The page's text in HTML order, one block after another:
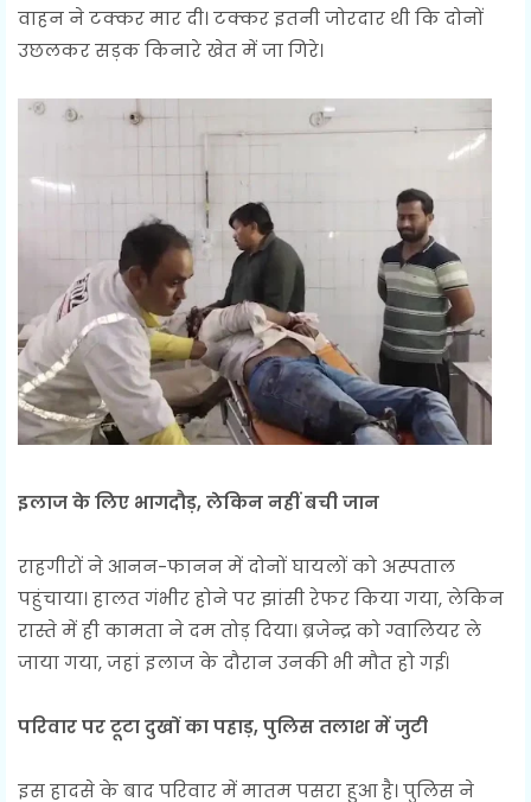
वाहन ने टक्कर मार दी। टक्कर इतनी जोरदार थी कि दोनों
उछलकर सड़क किनारे खेत में जा गिरे।
इलाज के लिए भागदौड़, लेकिन नहीं बची जान
राहगीरों ने आनन-फानन में दोनों घायलों को अस्पताल
पहुंचाया। हालत गंभीर होने पर झांसी रेफर किया गया, लेकिन
रास्ते में ही कामता ने दम तोड़ दिया। ब्रजेन्द्र को ग्वालियर ले
जाया गया, जहां इलाज के दौरान उनकी भी मौत हो गई।
परिवार पर टूटा दुखों का पहाड़, पुलिस तलाश में जुटी
इस हादसे के बाद परिवार में मातम पसरा हुआ है। पुलिस ने